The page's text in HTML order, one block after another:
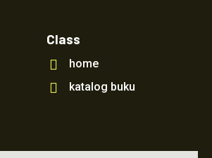
Class
home
katalog buku